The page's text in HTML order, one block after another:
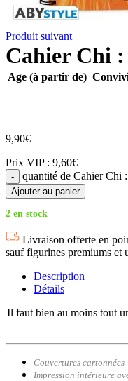
Produit suivant
Cahier Chi
Age (à partir de)
9,90€
Prix VIP : 9,60€
quantité de Cahier Chi
Ajouter au panier
2 en stock
Livraison offerte en
sauf figurines premiums et
Description
Détails
Il faut bien au moins tout
Couvertures cartonnées
Impression intérieure